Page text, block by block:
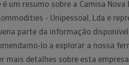
é um resumo sobre a Camisa
- Unipessoal, Lda e
parte da informação
lo a explorar a nossa
mais detalhes sobre esta